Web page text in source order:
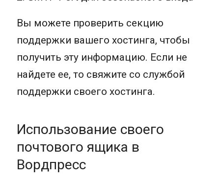
Вы можете проверить секцию
поддержки вашего хостинга, чтобы
получить эту информацию. Если не
найдете ее, то свяжите со службой
поддержки своего хостинга.
Использование своего
почтового ящика в
Вордпресс